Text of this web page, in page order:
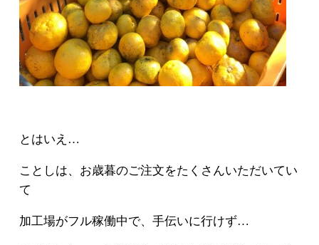
とはいえ…
ことしは、お歳暮のご注文をたくさんいただいてい
て
加工場がフル稼働中で、手伝いに行けず…